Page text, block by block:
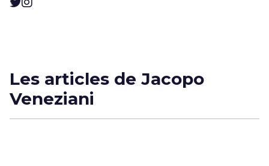
Les articles de Jacopo
Veneziani